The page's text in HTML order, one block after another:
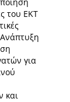
του ΕΚΤ
για
και